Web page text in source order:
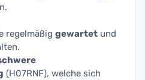
regelmäßig gewartet und
(H07RNF), welche sich